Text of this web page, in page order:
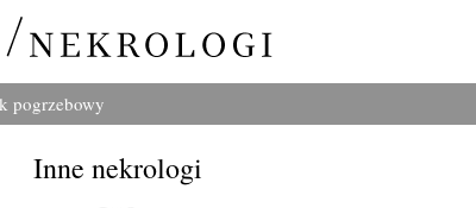
pogrzebowy
Inne nekrologi